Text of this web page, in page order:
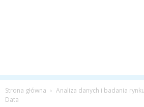
Strona główna Analiza danych i badania rynku
Data